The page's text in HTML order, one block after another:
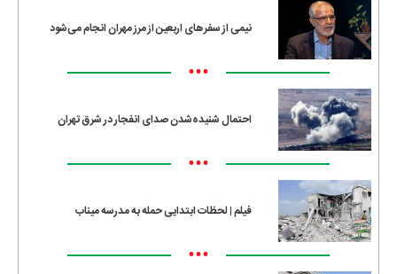
نیمی از سفرهای اربعین از مرز مهران انجام می‌شود
•••
احتمال شنیده‌شدن صدای انفجار در شرق تهران
•••
فیلم | لحظات ابتدایی حمله به مدرسه میناب
•••